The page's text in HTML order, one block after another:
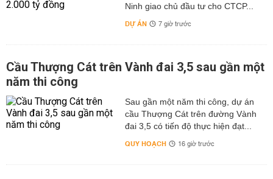
Ninh giao chủ đầu tư cho CTCP...
DỰ ÁN 7 giờ trước
Cầu Thượng Cát trên Vành đai 3,5 sau gần một
năm thi công
Sau gần một năm thi công, dự án
cầu Thượng Cát trên đường Vành
đai 3,5 có tiến độ thực hiện đạt...
QUY HOẠCH 16 giờ trước